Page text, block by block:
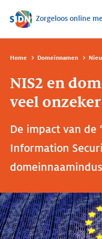
Sla navigatie over
Zorgeloos online
Home Domeinnamen
NIS2 en
veel onzeker
De impact van de
Information